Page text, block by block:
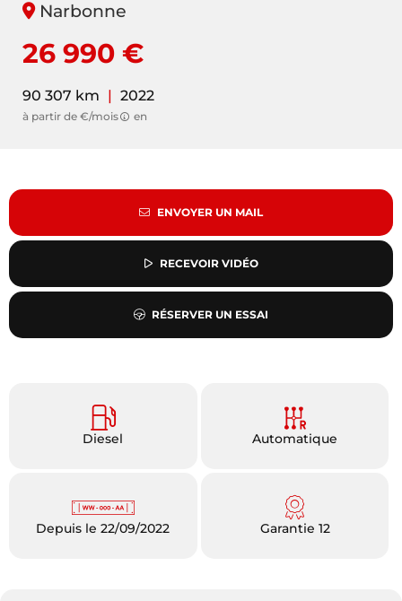
Narbonne
26 990 €
90 307 km | 2022
à partir de €/mois en
ENVOYER UN MAIL
RECEVOIR VIDÉO
RÉSERVER UN ESSAI
Diesel Automatique
Depuis le 22/09/2022 Garantie 12